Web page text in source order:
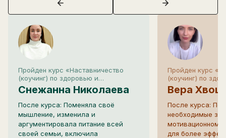
Пройден курс «Наставничество
(коучинг) по здоровью и
нутрициология »
Снежанна Николаева
После курса: Поменяла своё
мышление, изменила и
аргументировала питание всей
своей семьи, включила
Пройден курс
(коучинг) по
нутрициология »
Вера Хвощ
После курса:
необходимые
мотивационному
для более